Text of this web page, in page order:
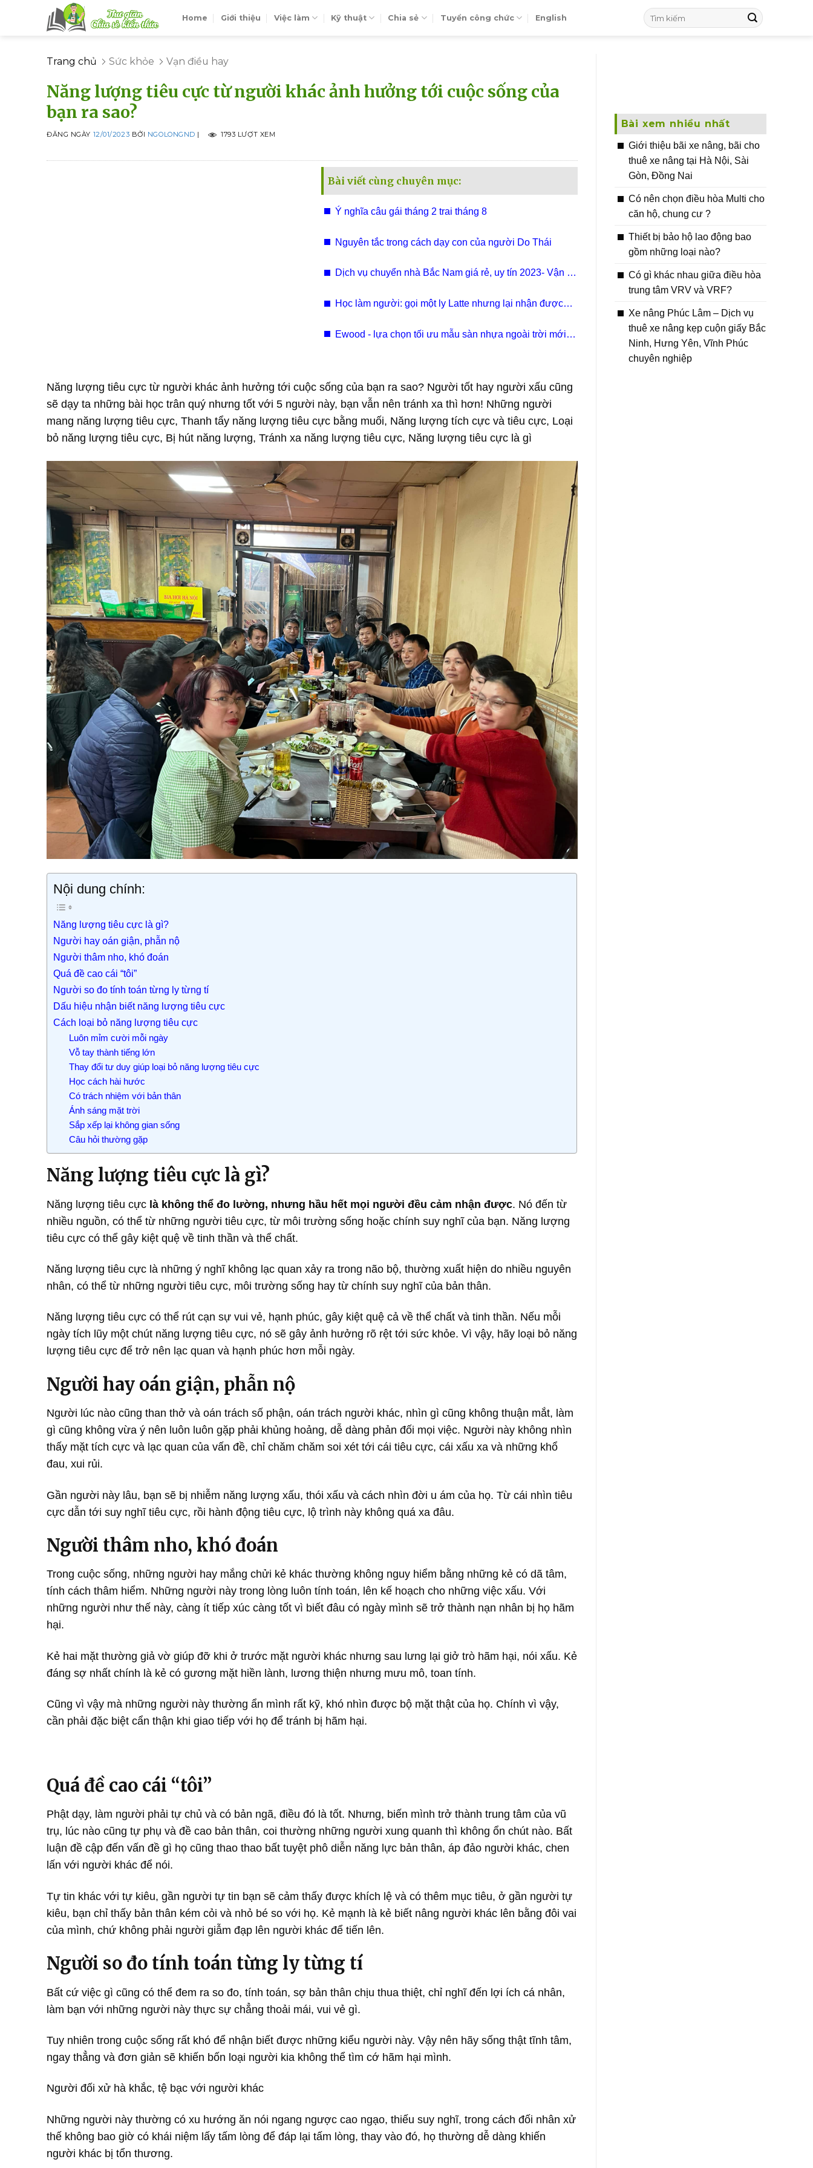
Home Giới thiệu Việc làm Kỹ thuật Chia sẻ Tuyển công chức English
Trang chủ Sức khỏe Vạn điều hay
Năng lượng tiêu cực từ người khác ảnh hưởng tới cuộc sống của
bạn ra sao?
ĐĂNG NGÀY 12/01/2023 BỞI NGOLONGND | 1793 LƯỢT XEM
Bài viết cùng chuyên mục:
Ý nghĩa câu gái tháng 2 trai tháng 8
Nguyên tắc trong cách dạy con của người Do Thái
Dịch vụ chuyển nhà Bắc Nam giá rẻ, uy tín 2023- Vận tải
Học làm người: gọi một ly Latte nhưng lại nhận được
Ewood - lựa chọn tối ưu mẫu sàn nhựa ngoài trời mới
Năng lượng tiêu cực từ người khác ảnh hưởng tới cuộc sống của bạn ra sao? Người tốt hay người xấu cũng
sẽ dạy ta những bài học trân quý nhưng tốt với 5 người này, bạn vẫn nên tránh xa thì hơn! Những người
mang năng lượng tiêu cực, Thanh tẩy năng lượng tiêu cực bằng muối, Năng lượng tích cực và tiêu cực, Loại
bỏ năng lượng tiêu cực, Bị hút năng lượng, Tránh xa năng lượng tiêu cực, Năng lượng tiêu cực là gì
Nội dung chính:
Năng lượng tiêu cực là gì?
Người hay oán giận, phẫn nộ
Người thâm nho, khó đoán
Quá đề cao cái “tôi”
Người so đo tính toán từng ly từng tí
Dấu hiệu nhận biết năng lượng tiêu cực
Cách loại bỏ năng lượng tiêu cực
Luôn mỉm cười mỗi ngày
Vỗ tay thành tiếng lớn
Thay đổi tư duy giúp loại bỏ năng lượng tiêu cực
Học cách hài hước
Có trách nhiệm với bản thân
Ánh sáng mặt trời
Sắp xếp lại không gian sống
Câu hỏi thường gặp
Năng lượng tiêu cực là gì?
Năng lượng tiêu cực là không thể đo lường, nhưng hầu hết mọi người đều cảm nhận được. Nó đến từ
nhiều nguồn, có thể từ những người tiêu cực, từ môi trường sống hoặc chính suy nghĩ của bạn. Năng lượng
tiêu cực có thể gây kiệt quệ về tinh thần và thể chất.
Năng lượng tiêu cực là những ý nghĩ không lạc quan xảy ra trong não bộ, thường xuất hiện do nhiều nguyên
nhân, có thể từ những người tiêu cực, môi trường sống hay từ chính suy nghĩ của bản thân.
Năng lượng tiêu cực có thể rút cạn sự vui vẻ, hạnh phúc, gây kiệt quệ cả về thể chất và tinh thần. Nếu mỗi
ngày tích lũy một chút năng lượng tiêu cực, nó sẽ gây ảnh hưởng rõ rệt tới sức khỏe. Vì vậy, hãy loại bỏ năng
lượng tiêu cực để trở nên lạc quan và hạnh phúc hơn mỗi ngày.
Người hay oán giận, phẫn nộ
Người lúc nào cũng than thở và oán trách số phận, oán trách người khác, nhìn gì cũng không thuận mắt, làm
gì cũng không vừa ý nên luôn luôn gặp phải khủng hoảng, dễ dàng phản đối mọi việc. Người này không nhìn
thấy mặt tích cực và lạc quan của vấn đề, chỉ chăm chăm soi xét tới cái tiêu cực, cái xấu xa và những khổ
đau, xui rủi.
Gần người này lâu, bạn sẽ bị nhiễm năng lượng xấu, thói xấu và cách nhìn đời u ám của họ. Từ cái nhìn tiêu
cực dẫn tới suy nghĩ tiêu cực, rồi hành động tiêu cực, lộ trình này không quá xa đâu.
Người thâm nho, khó đoán
Trong cuộc sống, những người hay mắng chửi kẻ khác thường không nguy hiểm bằng những kẻ có dã tâm,
tính cách thâm hiểm. Những người này trong lòng luôn tính toán, lên kế hoạch cho những việc xấu. Với
những người như thế này, càng ít tiếp xúc càng tốt vì biết đâu có ngày mình sẽ trở thành nạn nhân bị họ hãm
hại.
Kẻ hai mặt thường giả vờ giúp đỡ khi ở trước mặt người khác nhưng sau lưng lại giở trò hãm hại, nói xấu. Kẻ
đáng sợ nhất chính là kẻ có gương mặt hiền lành, lương thiện nhưng mưu mô, toan tính.
Cũng vì vậy mà những người này thường ẩn mình rất kỹ, khó nhìn được bộ mặt thật của họ. Chính vì vậy,
cần phải đặc biệt cẩn thận khi giao tiếp với họ để tránh bị hãm hại.
Quá đề cao cái “tôi”
Phật dạy, làm người phải tự chủ và có bản ngã, điều đó là tốt. Nhưng, biến mình trở thành trung tâm của vũ
trụ, lúc nào cũng tự phụ và đề cao bản thân, coi thường những người xung quanh thì không ổn chút nào. Bất
luận đề cập đến vấn đề gì họ cũng thao thao bất tuyệt phô diễn năng lực bản thân, áp đảo người khác, chen
lấn với người khác để nói.
Tự tin khác với tự kiêu, gần người tự tin bạn sẽ cảm thấy được khích lệ và có thêm mục tiêu, ở gần người tự
kiêu, bạn chỉ thấy bản thân kém cỏi và nhỏ bé so với họ. Kẻ mạnh là kẻ biết nâng người khác lên bằng đôi vai
của mình, chứ không phải người giẫm đạp lên người khác để tiến lên.
Người so đo tính toán từng ly từng tí
Bất cứ việc gì cũng có thể đem ra so đo, tính toán, sợ bản thân chịu thua thiệt, chỉ nghĩ đến lợi ích cá nhân,
làm bạn với những người này thực sự chẳng thoải mái, vui vẻ gì.
Tuy nhiên trong cuộc sống rất khó để nhận biết được những kiểu người này. Vậy nên hãy sống thật tĩnh tâm,
ngay thẳng và đơn giản sẽ khiến bốn loại người kia không thể tìm cớ hãm hại mình.
Người đối xử hà khắc, tệ bạc với người khác
Những người này thường có xu hướng ăn nói ngang ngược cao ngạo, thiếu suy nghĩ, trong cách đối nhân xử
thế không bao giờ có khái niệm lấy tấm lòng để đáp lại tấm lòng, thay vào đó, họ thường dễ dàng khiến
người khác bị tổn thương.
Bài xem nhiều nhất
Giới thiệu bãi xe nâng, bãi cho
thuê xe nâng tại Hà Nội, Sài
Gòn, Đồng Nai
Có nên chọn điều hòa Multi cho
căn hộ, chung cư ?
Thiết bị bảo hộ lao động bao
gồm những loại nào?
Có gì khác nhau giữa điều hòa
trung tâm VRV và VRF?
Xe nâng Phúc Lâm – Dịch vụ
thuê xe nâng kẹp cuộn giấy Bắc
Ninh, Hưng Yên, Vĩnh Phúc
chuyên nghiệp